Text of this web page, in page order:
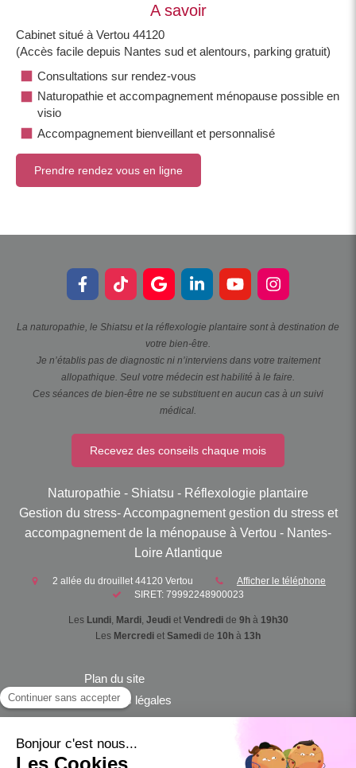
A savoir
Cabinet situé à Vertou 44120
(Accès facile depuis Nantes sud et alentours, parking gratuit)
Consultations sur rendez-vous
Naturopathie et accompagnement ménopause possible en
visio
Accompagnement bienveillant et personnalisé
Prendre rendez vous en ligne
La naturopathie, le Shiatsu et la réflexologie plantaire sont à destination de
votre bien-être.
Je n’établis pas de diagnostic ni n’interviens dans votre traitement
allopathique. Seul votre médecin est habilité à le faire.
Ces séances de bien-être ne se substituent en aucun cas à un suivi
médical.
Recevez des conseils chaque mois
Naturopathie - Shiatsu - Réflexologie plantaire
Gestion du stress- Accompagnement gestion du stress et
accompagnement de la ménopause à Vertou - Nantes-
Loire Atlantique
2 allée du drouillet 44120 Vertou
Afficher le téléphone
SIRET: 79992248900023
Les Lundi, Mardi, Jeudiet Vendredide 9hà 19h30
Les Mercredi et Samedi de 10h à 13h
Plan du site
Mentions légales
Conditions Générales de Vente
Accompagnement gestion du stress
Accompagnement de la ménopause